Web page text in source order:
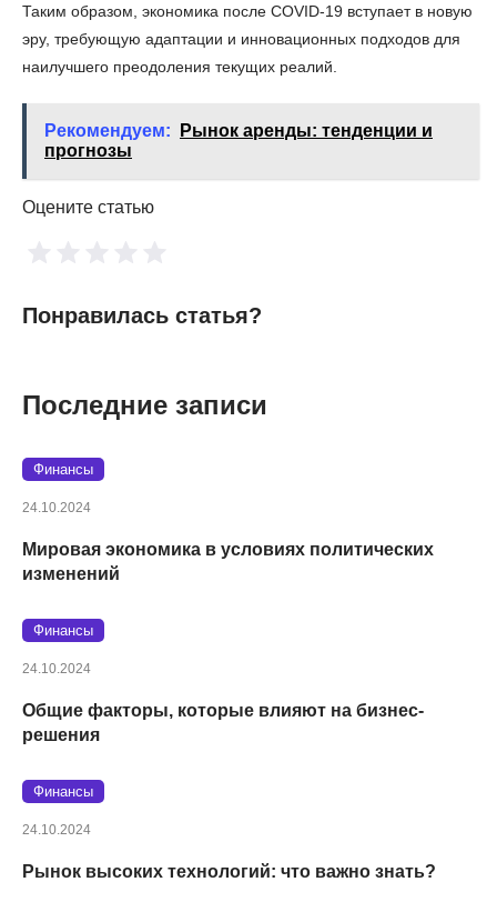
Таким образом, экономика после COVID-19 вступает в новую
эру, требующую адаптации и инновационных подходов для
наилучшего преодоления текущих реалий.
Рекомендуем:
Рынок аренды: тенденции и
прогнозы
Оцените статью
Понравилась статья?
Последние записи
Финансы
24.10.2024
Мировая экономика в условиях политических
изменений
Финансы
24.10.2024
Общие факторы, которые влияют на бизнес-
решения
Финансы
24.10.2024
Рынок высоких технологий: что важно знать?